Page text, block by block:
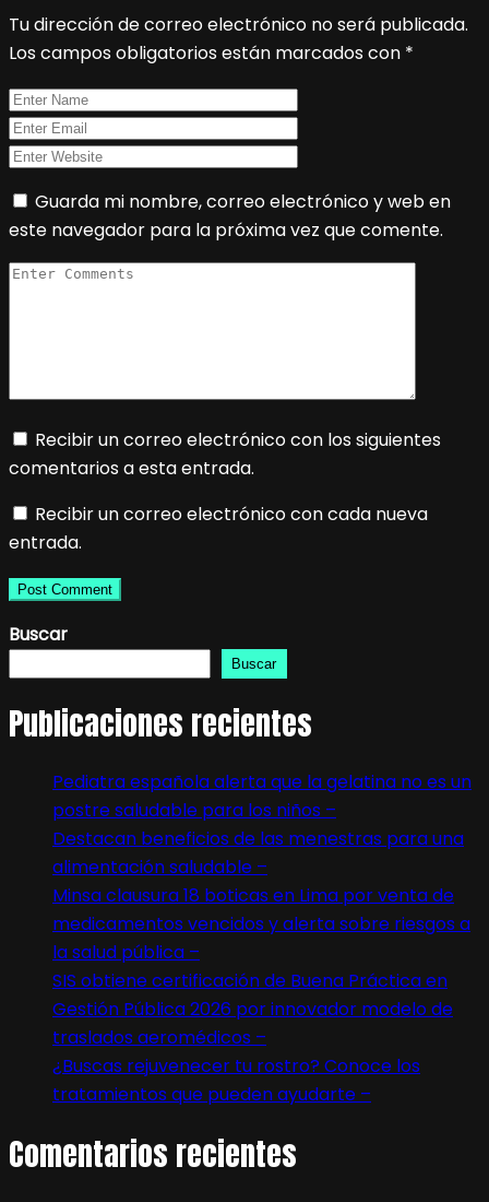
Tu dirección de correo electrónico no será publicada.
Los campos obligatorios están marcados con *
Guarda mi nombre, correo electrónico y web en
este navegador para la próxima vez que comente.
Recibir un correo electrónico con los siguientes
comentarios a esta entrada.
Recibir un correo electrónico con cada nueva
entrada.
Buscar
Buscar
Publicaciones recientes
Pediatra española alerta que la gelatina no es un
postre saludable para los niños –
Destacan beneficios de las menestras para una
alimentación saludable –
Minsa clausura 18 boticas en Lima por venta de
medicamentos vencidos y alerta sobre riesgos a
la salud pública –
SIS obtiene certificación de Buena Práctica en
Gestión Pública 2026 por innovador modelo de
traslados aeromédicos –
¿Buscas rejuvenecer tu rostro? Conoce los
tratamientos que pueden ayudarte –
Comentarios recientes